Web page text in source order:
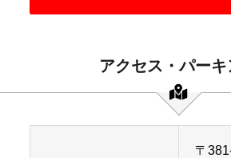
アクセス・パー
〒